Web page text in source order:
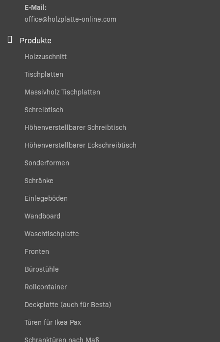
E-Mail:
office@holzplatte-online.com
Produkte
Holzzuschnitt
Tischplatten
Massivholz Tischplatten
Schreibtisch
Höhenverstellbarer Schreibtisch
Höhenverstellbarer Eckschreibtisch
Sonderformen
Schränke
Einlegeböden
Wandboard
Waschtischplatte
Fronten
Bürostühle
Rollcontainer
Deckplatte (auch für Besta)
Türen für Ikea Pax
Schranktüren nach Maß